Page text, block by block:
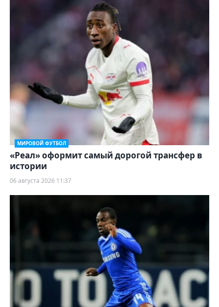
МИРОВОЙ ФУТБОЛ
«Реал» оформит самый дорогой трансфер в
истории
06 августа 2026 11:37